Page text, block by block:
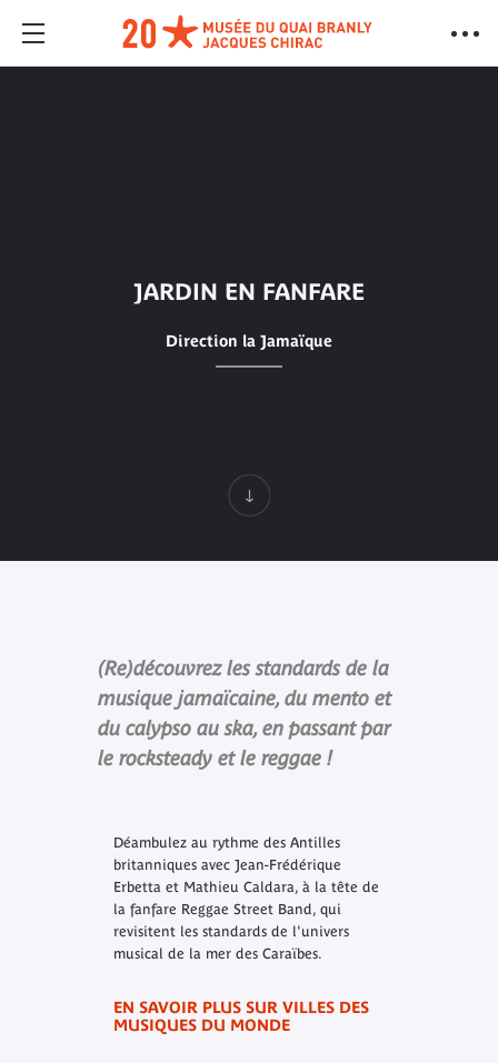
JARDIN EN FANFARE
Direction la Jamaïque
(Re)découvrez les standards de la
musique jamaïcaine, du mento et
du calypso au ska, en passant par
le rocksteady et le reggae !
Déambulez au rythme des Antilles
britanniques avec Jean-Frédérique
Erbetta et Mathieu Caldara, à la tête de
la fanfare Reggae Street Band, qui
revisitent les standards de l'univers
musical de la mer des Caraïbes.
EN SAVOIR PLUS SUR VILLES DES
MUSIQUES DU MONDE